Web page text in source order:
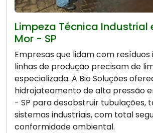
Limpeza Técnica Industrial
Mor - SP
Empresas que lidam com resíduos
linhas de produção precisam de
especializada. A Bio Soluções
hidrojateamento de alta pressão
- SP para desobstruir tubulações,
sistemas industriais, com total
conformidade ambiental.